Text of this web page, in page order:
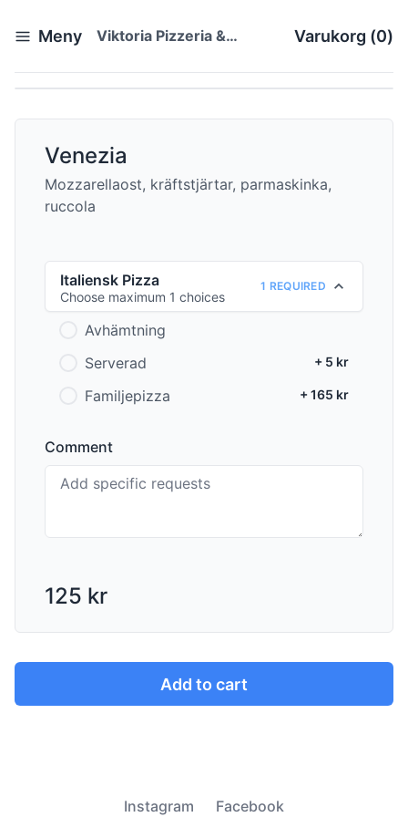
Meny
Viktoria Pizzeria &
Varukorg (0)
Venezia
Mozzarellaost, kräftstjärtar, parmaskinka,
ruccola
Italiensk Pizza
Choose maximum 1 choices
1 REQUIRED
Avhämtning
Serverad
+ 5 kr
Familjepizza + 165 kr
Comment
125 kr
Add to cart
Instagram Facebook